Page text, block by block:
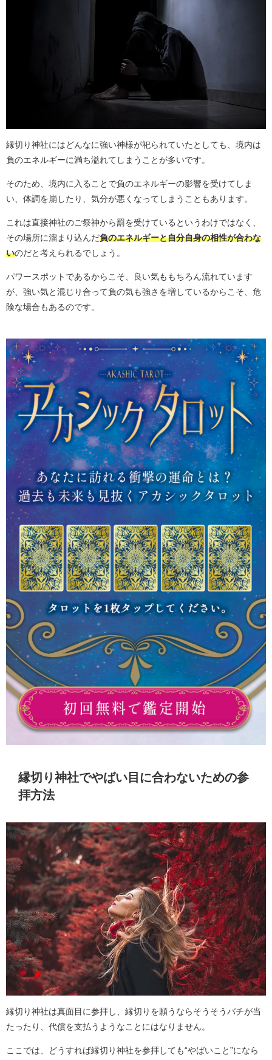
縁切り神社にはどんなに強い神様が祀られていたとしても、境内は
負のエネルギーに満ち溢れてしまうことが多いです。
そのため、境内に入ることで負のエネルギーの影響を受けてしま
い、体調を崩したり、気分が悪くなってしまうこともあります。
これは直接神社のご祭神から罰を受けているというわけではなく、
その場所に溜まり込んだ負のエネルギーと自分自身の相性が合わな
いのだと考えられるでしょう。
パワースポットであるからこそ、良い気ももちろん流れています
が、強い気と混じり合って負の気も強さを増しているからこそ、危
険な場合もあるのです。
縁切り神社でやばい目に合わないための参
拝方法
縁切り神社は真面目に参拝し、縁切りを願うならそうそうバチが当
たったり、代償を支払うようなことにはなりません。
ここでは、どうすれば縁切り神社を参拝しても“やばいこと”になら